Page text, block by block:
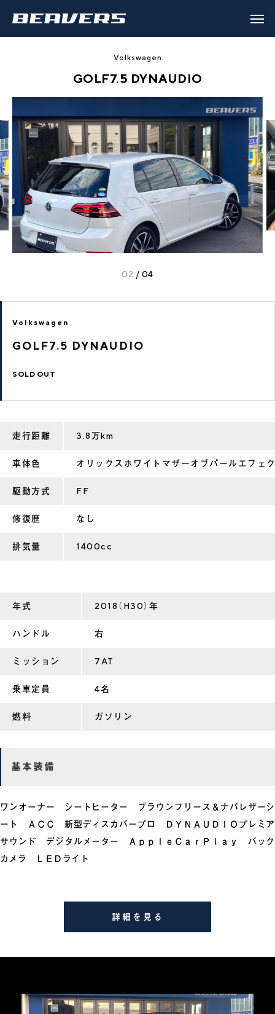
Volkswagen
GOLF7.5 DYNAUDIO
02 / 04
Volkswagen
GOLF7.5 DYNAUDIO
SOLD OUT
走行距離 3.8万km
車体色 オリックスホワイトマザーオブパールエフェ
駆動方式 FF
修復歴 なし
排気量 1400cc
年式 2018（H30）年
ハンドル 右
ミッション 7AT
乗車定員 4名
燃料 ガソリン
基本装備
ワンオーナー シートヒーター ブラウンフリース＆ナパレザーシ
ート ＡＣＣ 新型ディスカバープロ ＤＹＮＡＵＤＩＯプレミア
サウンド デジタルメーター ＡｐｐｌｅＣａｒＰｌａｙ バック
カメラ ＬＥＤライト
詳細を見る